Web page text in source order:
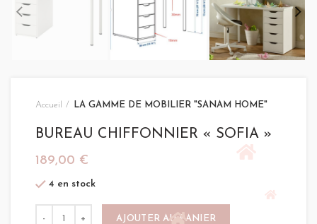
Accueil LA GAMME DE MOBILIER "SANAM HOME"
BUREAU CHIFFONNIER « SOFIA »
189,00 €
4 en stock
quantité de BUREAU CHIFFONNIER "SOFIA"
AJOUTER AU PANIER